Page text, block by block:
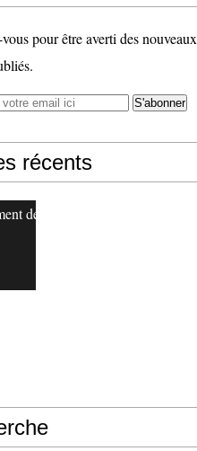
pour être averti des nouveaux
récents
de